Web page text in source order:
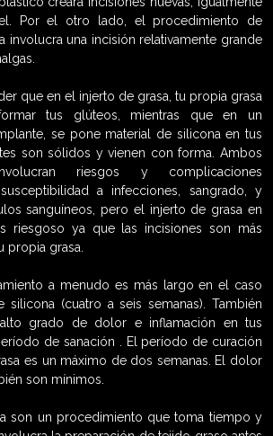
Por el otro lado, el procedimiento de
involucra una incisión relativamente grande
que en el injerto de grasa, tu propia grasa
tus glúteos, mientras que en un
se pone material de silicona en tus
son sólidos y vienen con forma. Ambos
riesgos y complicaciones
a infecciones, sangrado, y
sanguíneos, pero el injerto de grasa en
riesgoso ya que las incisiones son más
propia grasa.
a menudo es más largo en el caso
(cuatro a seis semanas). También
alto grado de dolor e inflamación en tus
de sanación . El período de curación
es un máximo de dos semanas. El dolor
son mínimos.
son un procedimiento que toma tiempo y